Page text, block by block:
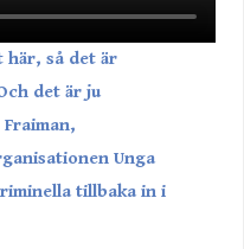
här, så det är
det är ju
Unga
tillbaka in i